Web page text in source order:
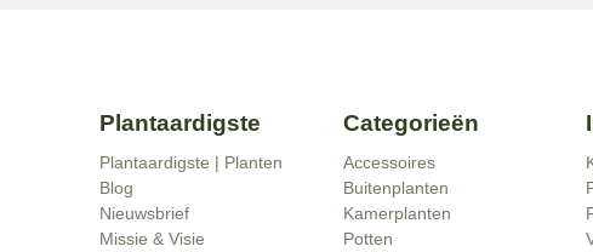
Plantaardigste
Plantaardigste | Planten
Blog
Nieuwsbrief
Missie & Visie
Categorieën
Accessoires
Buitenplanten
Kamerplanten
Potten